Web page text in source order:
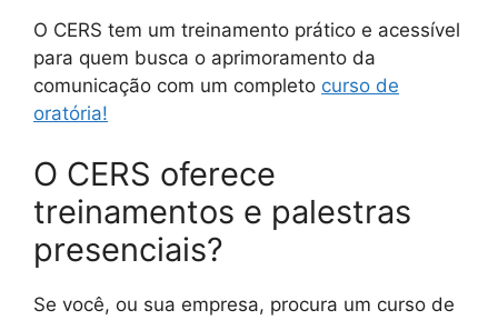
O CERS tem um treinamento prático e acessível
para quem busca o aprimoramento da
comunicação com um completo curso de
oratória!
O CERS oferece
treinamentos e palestras
presenciais?
Se você, ou sua empresa, procura um curso de